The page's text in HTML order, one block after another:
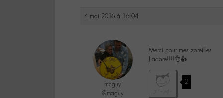
4 mai 2016 à 16:04
maguy
@maguy
Merci pour mes zoreillles
J’adore!!!!👌👍
2